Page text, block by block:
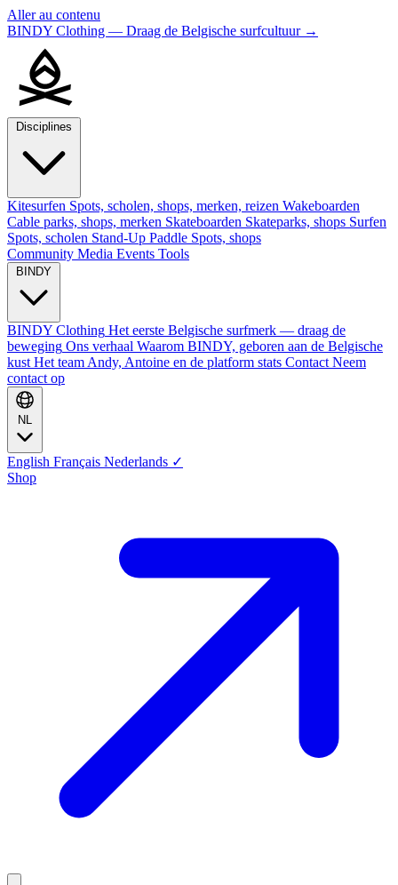
Aller au contenu
BINDY Clothing — Draag de Belgische surfcultuur →
Kitesurfen Spots, scholen, shops, merken, reizen Wakeboarden
Cable parks, shops, merken Skateboarden Skateparks, shops Surfen
Spots, scholen Stand-Up Paddle Spots, shops
Community Media Events Tools
BINDY Clothing Het eerste Belgische surfmerk — draag de
beweging Ons verhaal Waarom BINDY, geboren aan de Belgische
kust Het team Andy, Antoine en de platform stats Contact Neem
contact op
English Français Nederlands ✓
Shop